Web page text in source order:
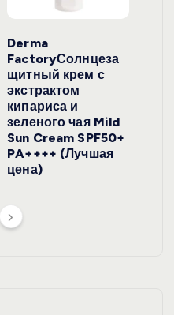
Derma
FactoryСолнцеза
щитный крем с
экстрактом
кипариса и
зеленого чая Mild
Sun Cream SPF50+
PA++++ (Лучшая
цена)